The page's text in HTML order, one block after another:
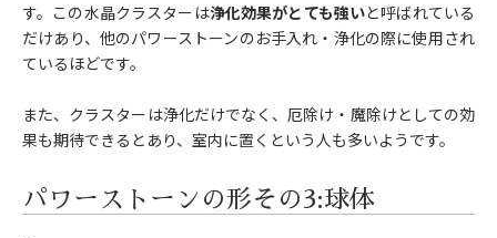
す。この水晶クラスターは浄化効果がとても強いと呼ばれている
だけあり、他のパワーストーンのお手入れ・浄化の際に使用され
ているほどです。
また、クラスターは浄化だけでなく、厄除け・魔除けとしての効
果も期待できるとあり、室内に置くという人も多いようです。
パワーストーンの形その3:球体